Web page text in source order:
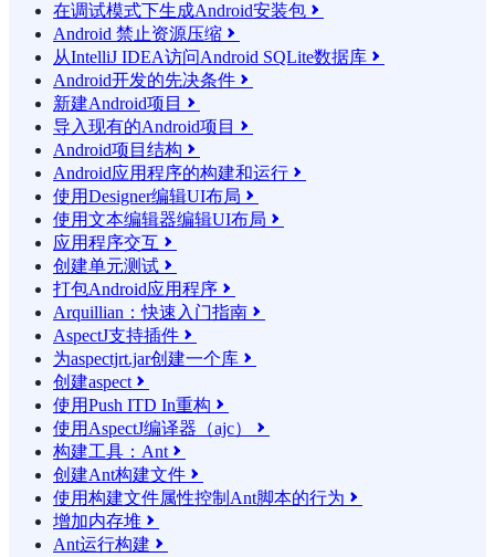
在调试模式下生成Android安装包 
Android 禁止资源压缩 
从IntelliJ IDEA访问Android SQLite数据库 
Android开发的先决条件 
新建Android项目 
导入现有的Android项目 
Android项目结构 
Android应用程序的构建和运行 
使用Designer编辑UI布局 
使用文本编辑器编辑UI布局 
应用程序交互 
创建单元测试 
打包Android应用程序 
Arquillian：快速入门指南 
AspectJ支持插件 
为aspectjrt.jar创建一个库 
创建aspect 
使用Push ITD In重构 
使用AspectJ编译器（ajc） 
构建工具：Ant 
创建Ant构建文件 
使用构建文件属性控制Ant脚本的行为 
增加内存堆 
Ant运行构建 